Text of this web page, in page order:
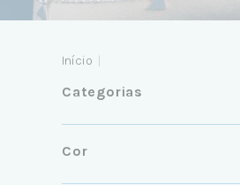
Início
Categorias
Cor